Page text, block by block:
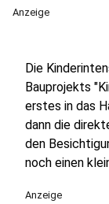
Anzeige
Die
Bauprojekts
erstes in das
dann die
den
noch einen
Anzeige